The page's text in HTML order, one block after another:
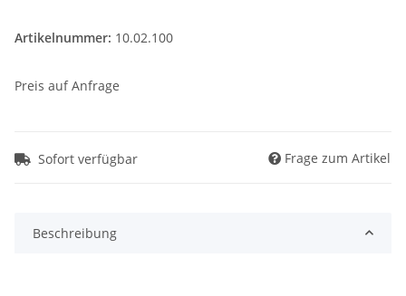
Artikelnummer: 10.02.100
Preis auf Anfrage
Sofort verfügbar Frage zum Artikel
Beschreibung